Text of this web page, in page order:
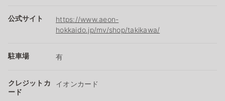
公式サイト
https://www.aeon-
hokkaido.jp/mv/shop/takikawa/
駐車場 有
クレジットカ
ード
イオンカード